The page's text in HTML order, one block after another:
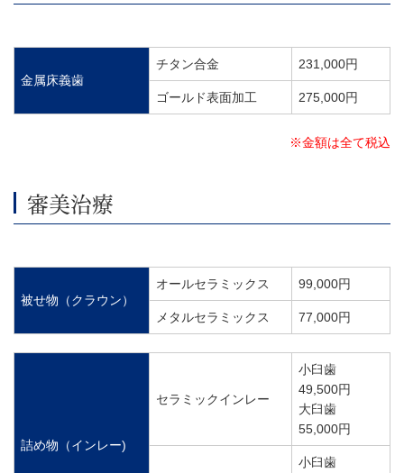
金属床義歯
チタン合金 231,000円
ゴールド表面加工 275,000円
※金額は全て税込
審美治療
被せ物（クラウン）
オールセラミックス 99,000円
メタルセラミックス 77,000円
詰め物（インレー)
セラミックインレー
小臼歯
49,500円
大臼歯
55,000円
小臼歯